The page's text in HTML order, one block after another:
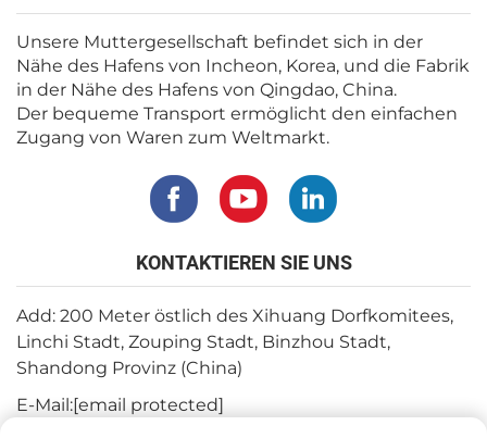
Unsere Muttergesellschaft befindet sich in der
Nähe des Hafens von Incheon, Korea, und die Fabrik
in der Nähe des Hafens von Qingdao, China.
Der bequeme Transport ermöglicht den einfachen
Zugang von Waren zum Weltmarkt.
KONTAKTIEREN SIE UNS
Add: 200 Meter östlich des Xihuang Dorfkomitees,
Linchi Stadt, Zouping Stadt, Binzhou Stadt,
Shandong Provinz (China)
E-Mail:[email protected]